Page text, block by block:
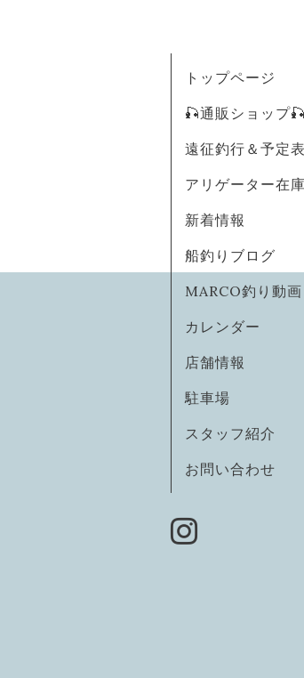
トップページ
🎣通販ショップ🎣
遠征釣行＆予定表
アリゲーター在庫
新着情報
船釣りブログ
MARCO釣り動画
カレンダー
店舗情報
駐車場
スタッフ紹介
お問い合わせ